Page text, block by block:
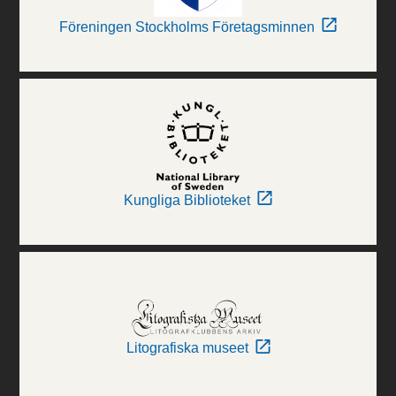
Föreningen Stockholms Företagsminnen
Kungliga Biblioteket
Litografiska museet